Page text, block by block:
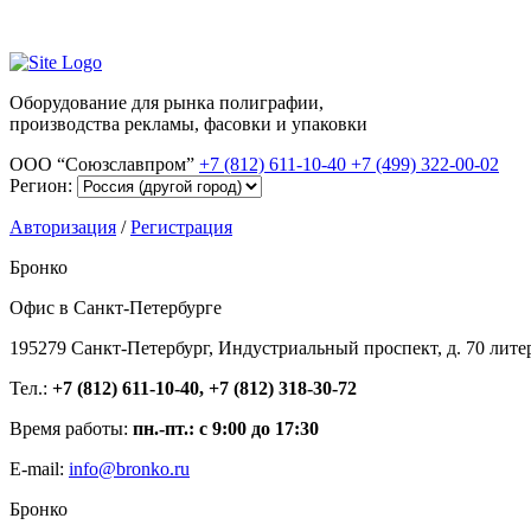
Оборудование для рынка полиграфии,
производства рекламы, фасовки и упаковки
ООО “Союзславпром” +7 (812) 611-10-40 +7 (499) 322-00-02
Регион:
Авторизация /Регистрация
Бронко
Офис в Санкт-Петербурге
195279 Санкт-Петербург, Индустриальный проспект, д. 70
Тел.: +7 (812) 611-10-40, +7 (812) 318-30-72
Время работы: пн.-пт.: с 9:00 до 17:30
E-mail: info@bronko.ru
Бронко